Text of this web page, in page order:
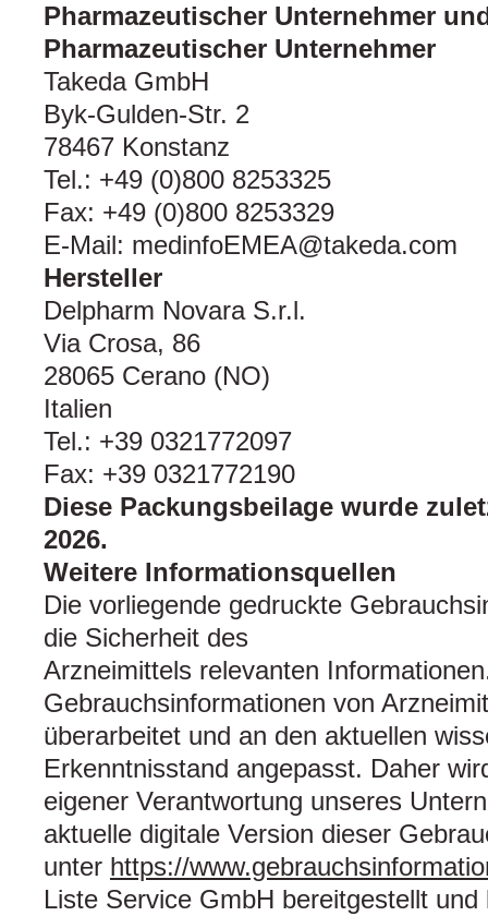
Pharmazeutischer Unternehmer
Pharmazeutischer Unternehmer
Takeda GmbH
Byk-Gulden-Str. 2
78467 Konstanz
Tel.: +49 (0)800 8253325
Fax: +49 (0)800 8253329
E-Mail: medinfoEMEA@takeda.com
Hersteller
Delpharm Novara S.r.l.
Via Crosa, 86
28065 Cerano (NO)
Italien
Tel.: +39 0321772097
Fax: +39 0321772190
Diese Packungsbeilage wurde
2026.
Weitere Informationsquellen
Die vorliegende gedruckte
die Sicherheit des
Arzneimittels relevanten
Gebrauchsinformationen von
überarbeitet und an den aktuellen
Erkenntnisstand angepasst. Daher
eigener Verantwortung unseres
aktuelle digitale Version dieser
unter https://
Liste Service GmbH bereitgestellt